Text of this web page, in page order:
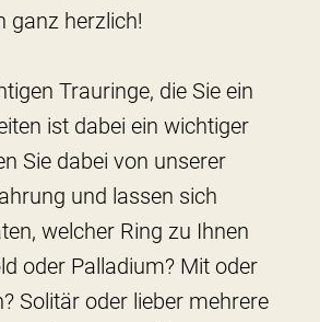
ganz herzlich!
Trauringe, die Sie ein
ist dabei ein wichtiger
Sie dabei von unserer
und lassen sich
welcher Ring zu Ihnen
oder Palladium? Mit oder
Solitär oder lieber mehrere